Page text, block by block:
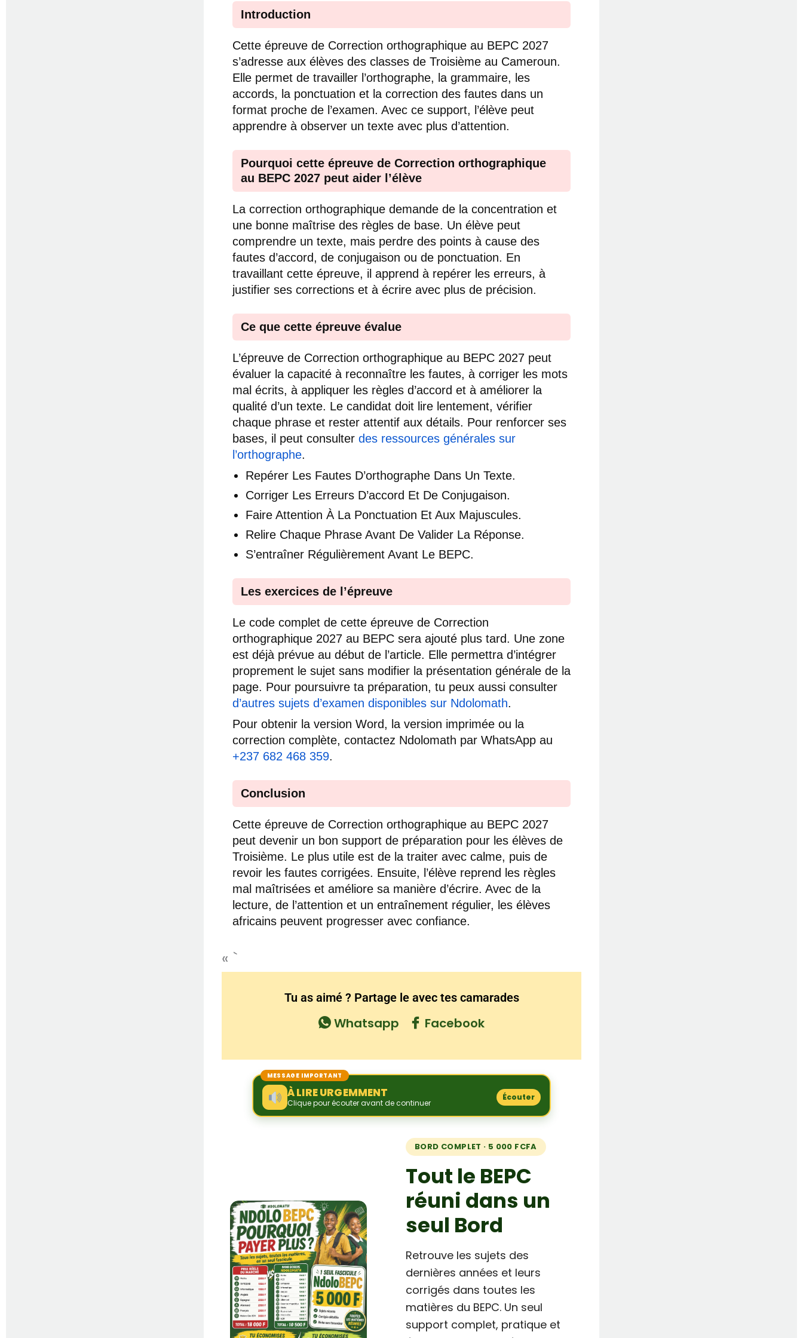
Introduction
Cette épreuve de Correction orthographique au BEPC 2027
s’adresse aux élèves des classes de Troisième au Cameroun.
Elle permet de travailler l’orthographe, la grammaire, les
accords, la ponctuation et la correction des fautes dans un
format proche de l’examen. Avec ce support, l’élève peut
apprendre à observer un texte avec plus d’attention.
Pourquoi cette épreuve de Correction orthographique
au BEPC 2027 peut aider l’élève
La correction orthographique demande de la concentration et
une bonne maîtrise des règles de base. Un élève peut
comprendre un texte, mais perdre des points à cause des
fautes d’accord, de conjugaison ou de ponctuation. En
travaillant cette épreuve, il apprend à repérer les erreurs, à
justifier ses corrections et à écrire avec plus de précision.
Ce que cette épreuve évalue
L’épreuve de Correction orthographique au BEPC 2027 peut
évaluer la capacité à reconnaître les fautes, à corriger les mots
mal écrits, à appliquer les règles d’accord et à améliorer la
qualité d’un texte. Le candidat doit lire lentement, vérifier
chaque phrase et rester attentif aux détails. Pour renforcer ses
bases, il peut consulter des ressources générales sur
l’orthographe.
Repérer Les Fautes D’orthographe Dans Un Texte.
Corriger Les Erreurs D’accord Et De Conjugaison.
Faire Attention À La Ponctuation Et Aux Majuscules.
Relire Chaque Phrase Avant De Valider La Réponse.
S’entraîner Régulièrement Avant Le BEPC.
Les exercices de l’épreuve
Le code complet de cette épreuve de Correction
orthographique 2027 au BEPC sera ajouté plus tard. Une zone
est déjà prévue au début de l’article. Elle permettra d’intégrer
proprement le sujet sans modifier la présentation générale de la
page. Pour poursuivre ta préparation, tu peux aussi consulter
d’autres sujets d’examen disponibles sur Ndolomath.
Pour obtenir la version Word, la version imprimée ou la
correction complète, contactez Ndolomath par WhatsApp au
+237 682 468 359.
Conclusion
Cette épreuve de Correction orthographique au BEPC 2027
peut devenir un bon support de préparation pour les élèves de
Troisième. Le plus utile est de la traiter avec calme, puis de
revoir les fautes corrigées. Ensuite, l’élève reprend les règles
mal maîtrisées et améliore sa manière d’écrire. Avec de la
lecture, de l’attention et un entraînement régulier, les élèves
africains peuvent progresser avec confiance.
« `
Tu as aimé ? Partage le avec tes camarades
Whatsapp Facebook
MESSAGE IMPORTANT
À LIRE URGEMMENT
Clique pour écouter avant de continuer
Écouter
BORD COMPLET · 5 000 FCFA
Tout le BEPC
réuni dans un
seul Bord
Retrouve les sujets des
dernières années et leurs
corrigés dans toutes les
matières du BEPC. Un seul
support complet, pratique et